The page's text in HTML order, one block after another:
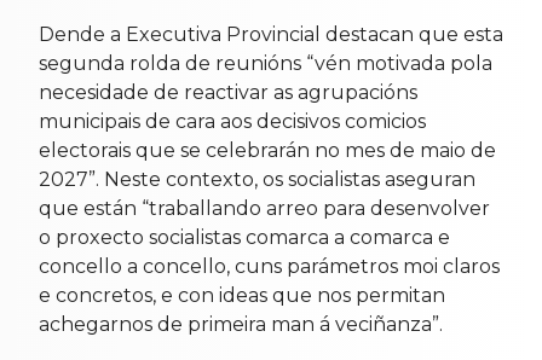
Dende a Executiva Provincial destacan que esta
segunda rolda de reunións “vén motivada pola
necesidade de reactivar as agrupacións
municipais de cara aos decisivos comicios
electorais que se celebrarán no mes de maio de
2027”. Neste contexto, os socialistas aseguran
que están “traballando arreo para desenvolver
o proxecto socialistas comarca a comarca e
concello a concello, cuns parámetros moi claros
e concretos, e con ideas que nos permitan
achegarnos de primeira man á veciñanza”.